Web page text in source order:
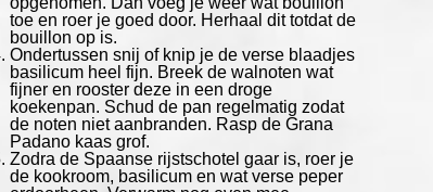
toe en roer je goed door. Herhaal dit totdat de
bouillon op is.
Ondertussen snij of knip je de verse blaadjes
basilicum heel fijn. Breek de walnoten wat
fijner en rooster deze in een droge
koekenpan. Schud de pan regelmatig zodat
de noten niet aanbranden. Rasp de Grana
Padano kaas grof.
Zodra de Spaanse rijstschotel gaar is, roer je
de kookroom, basilicum en wat verse peper